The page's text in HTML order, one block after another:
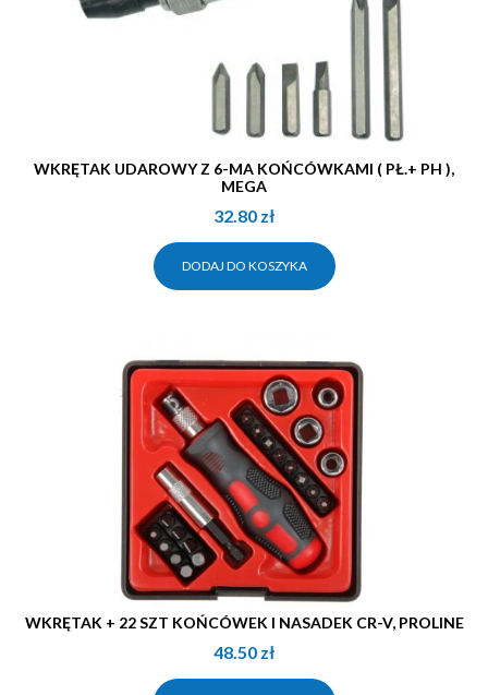
WKRĘTAK UDAROWY Z 6-MA KOŃCÓWKAMI ( PŁ.+ PH ),
MEGA
32.80 zł
DODAJ DO KOSZYKA
WKRĘTAK + 22 SZT KOŃCÓWEK I NASADEK CR-V, PROLINE
48.50 zł